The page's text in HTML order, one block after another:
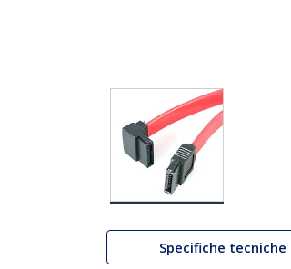
Specifiche tecniche